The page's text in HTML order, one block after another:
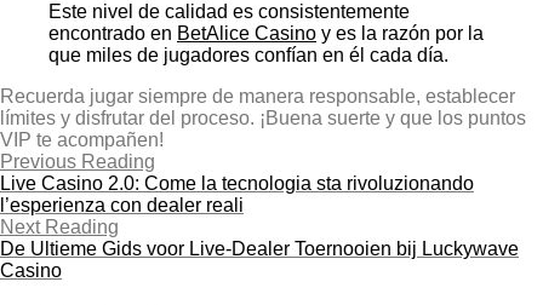
Este nivel de calidad es consistentemente
encontrado en BetAlice Casino y es la razón por la
que miles de jugadores confían en él cada día.
Recuerda jugar siempre de manera responsable, establecer
límites y disfrutar del proceso. ¡Buena suerte y que los puntos
VIP te acompañen!
Previous Reading
Live Casino 2.0: Come la tecnologia sta rivoluzionando
l’esperienza con dealer reali
Next Reading
De Ultieme Gids voor Live‑Dealer Toernooien bij Luckywave
Casino